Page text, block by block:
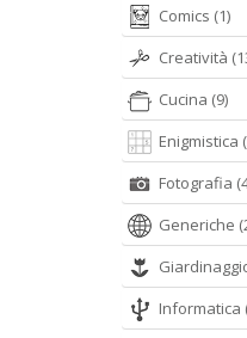
Comics (1)
Creatività
Cucina (9)
Enigmistica
Fotografia
Generiche
Informatica